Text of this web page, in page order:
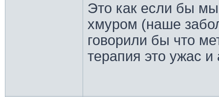
Это как если бы
хмуром (наше
говорили бы что
терапия это ужас